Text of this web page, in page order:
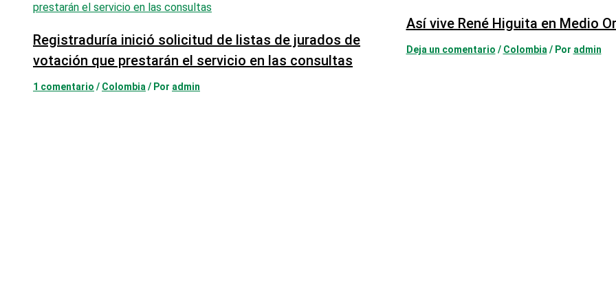
Registraduría inició solicitud de listas de jurados de
votación que prestarán el servicio en las consultas
1 comentario / Colombia/ Por admin
Así vive René Higuita en Medio
Deja un comentario / Colombia/ Por admin